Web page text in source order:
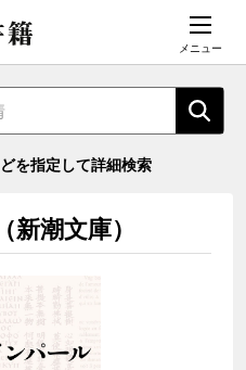
メニュー
を指定して詳細検索
潮文庫）